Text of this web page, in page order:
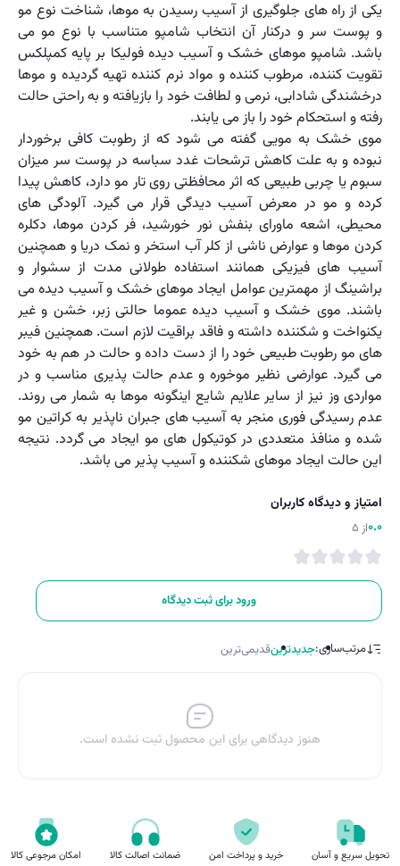
یکی از راه های جلوگیری از آسیب رسیدن به موها، شناخت نوع مو
و پوست سر و درکنار آن انتخاب شامپو متناسب با نوع مو می
باشد. شامپو موهای خشک و آسیب دیده فولیکا بر پایه کمپلکس
تقویت کننده، مرطوب کننده و مواد نرم کننده تهیه گردیده و موها
درخشندگی شادابی، نرمی و لطافت خود را بازیافته و به راحتی حالت
رفته و استحکام خود را باز می یابند.
موی خشک به مویی گفته می شود که از رطوبت کافی برخوردار
نبوده و به علت کاهش ترشحات غدد سباسه در پوست سر میزان
سبوم یا چربی طبیعی که اثر محافظتی روی تار مو دارد، کاهش پیدا
کرده و مو در معرض آسیب دیدگی قرار می گیرد. آلودگی های
محیطی، اشعه ماورای بنفش نور خورشید، فر کردن موها، دکلره
کردن موها و عوارض ناشی از کلر آب استخر و نمک دریا و همچنین
آسیب های فیزیکی همانند استفاده طولانی مدت از سشوار و
براشینگ از مهمترین عوامل ایجاد موهای خشک و آسیب دیده می
باشند. موی خشک و آسیب دیده عموما حالتی زبر، خشن و غیر
یکنواخت و شکننده داشته و فاقد براقیت لازم است. همچنین فیبر
های مو رطوبت طبیعی خود را از دست داده و حالت در هم به خود
می گیرد. عوارضی نظیر موخوره و عدم حالت پذیری مناسب و در
مواردی وز نیز از سایر علایم شایع اینگونه موها به شمار می روند.
عدم رسیدگی فوری منجر به آسیب های جبران ناپذیر به کراتین مو
شده و منافذ متعددی در کوتیکول های مو ایجاد می گردد. نتیجه
این حالت ایجاد موهای شکننده و آسیب پذیر می باشد.
امتیاز و دیدگاه کاربران
0.0از 5
ورود برای ثبت دیدگاه
مرتب‌سازی:جدیدترینقدیمی‌ترین
هنوز دیدگاهی برای این محصول ثبت نشده است.
تحویل سریع و آسان خرید و پرداخت امن ضمانت اصالت کالا امکان مرجوعی کالا